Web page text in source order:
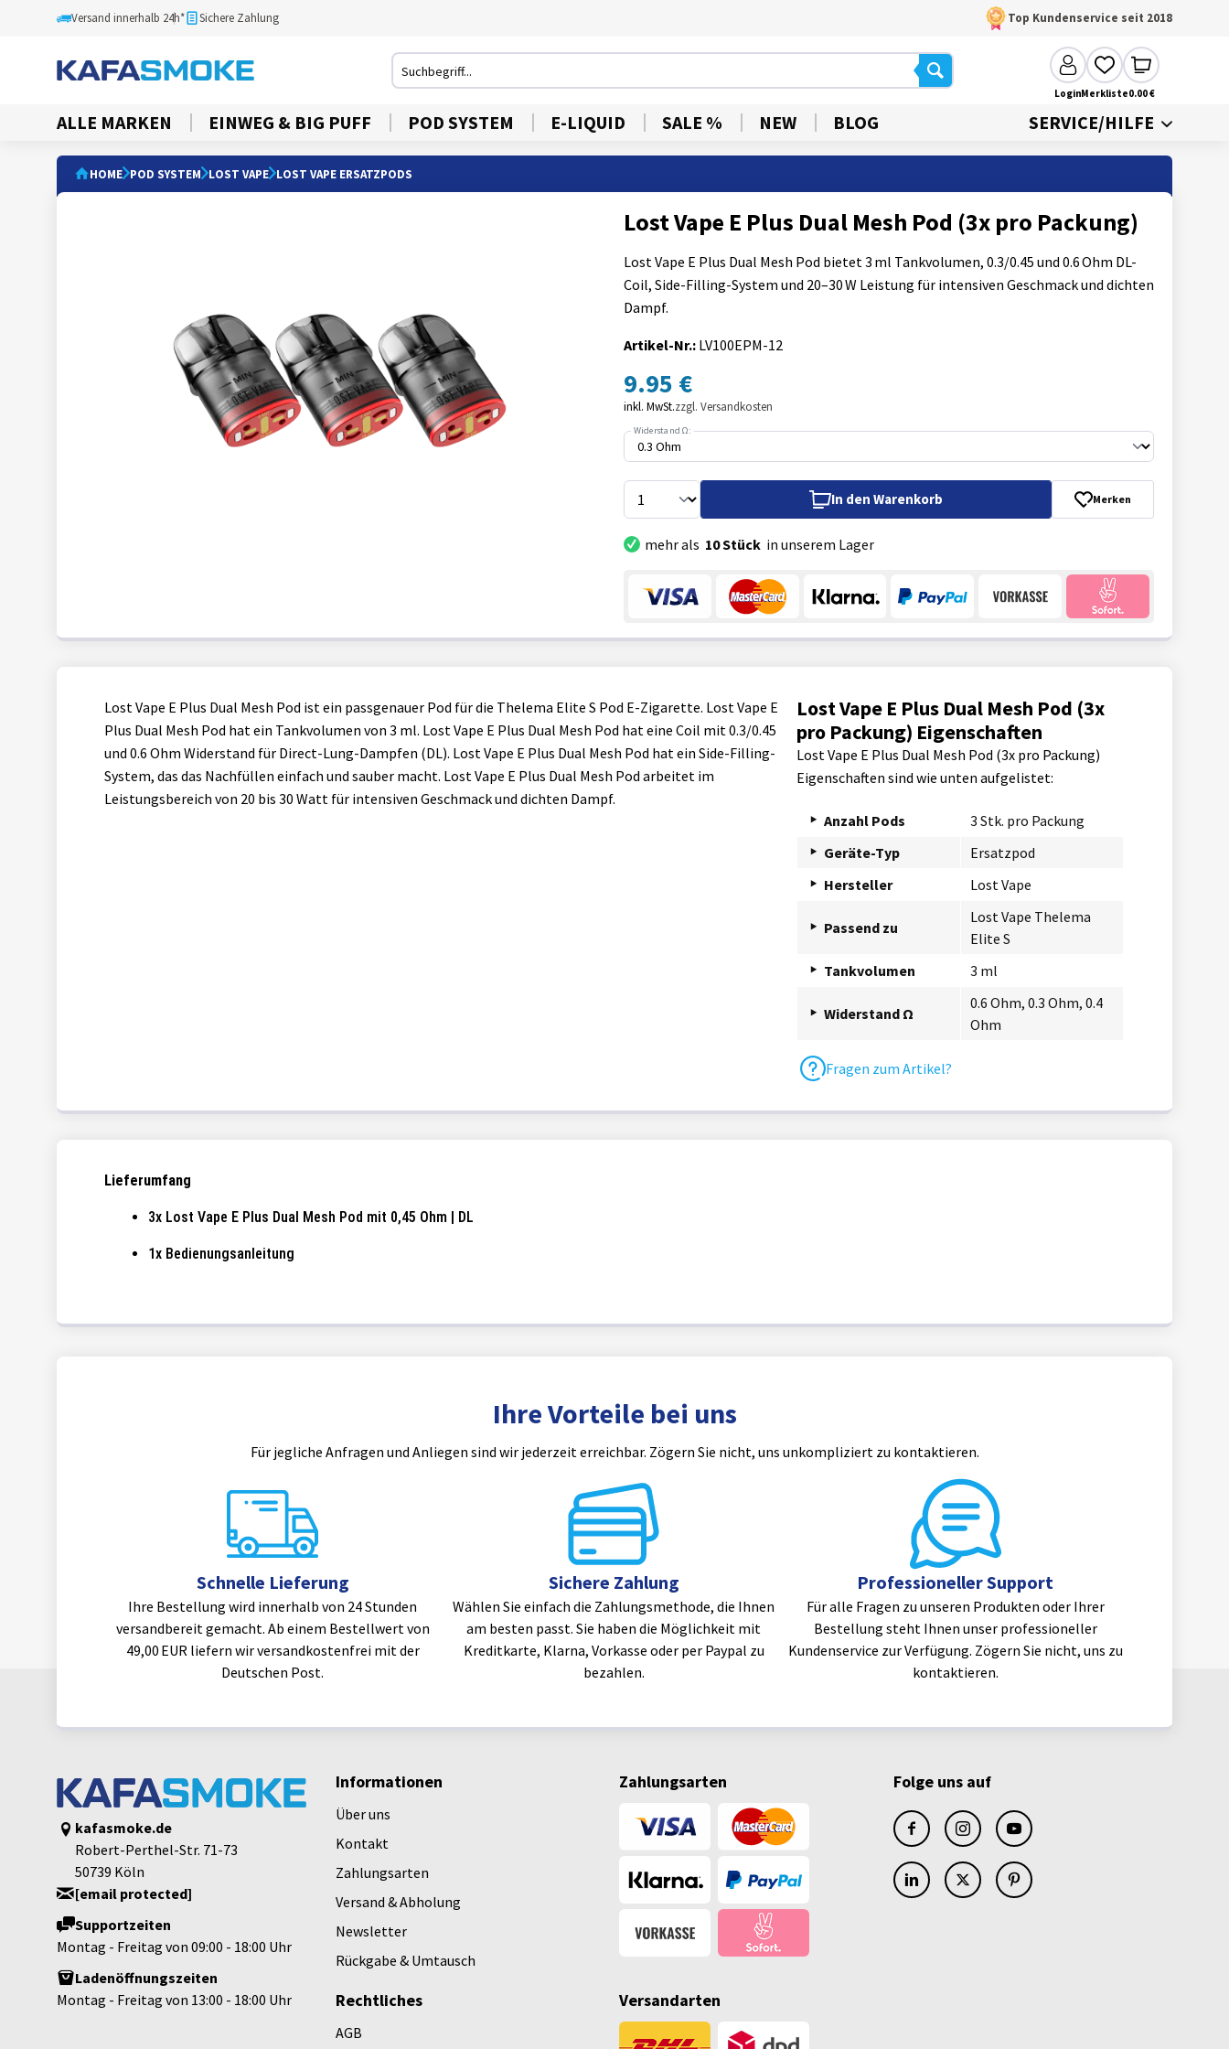
Versand innerhalb 24h* Sichere Zahlung Top Kundenservice seit 2018
LoginMerkliste0.00 €
ALLE MARKEN EINWEG & BIG PUFF POD SYSTEM E-LIQUID SALE % NEW BLOG SERVICE/HILFE
HOME POD SYSTEM LOST VAPE LOST VAPE ERSATZPODS
Lost Vape E Plus Dual Mesh Pod (3x pro Packung)
Lost Vape E Plus Dual Mesh Pod bietet 3 ml Tankvolumen, 0.3/0.45 und 0.6 Ohm DL-
Coil, Side-Filling-System und 20–30 W Leistung für intensiven Geschmack und dichten
Dampf.
Artikel-Nr.: LV100EPM-12
9.95 €
inkl. MwSt.zzgl. Versandkosten
Widerstand Ω:
In den Warenkorb Merken
mehr als 10 Stück in unserem Lager
Lost Vape E Plus Dual Mesh Pod ist ein passgenauer Pod für die Thelema Elite S Pod E-Zigarette. Lost Vape E
Plus Dual Mesh Pod hat ein Tankvolumen von 3 ml. Lost Vape E Plus Dual Mesh Pod hat eine Coil mit 0.3/0.45
und 0.6 Ohm Widerstand für Direct-Lung-Dampfen (DL). Lost Vape E Plus Dual Mesh Pod hat ein Side-Filling-
System, das das Nachfüllen einfach und sauber macht. Lost Vape E Plus Dual Mesh Pod arbeitet im
Leistungsbereich von 20 bis 30 Watt für intensiven Geschmack und dichten Dampf.
Lost Vape E Plus Dual Mesh Pod (3x
pro Packung) Eigenschaften
Lost Vape E Plus Dual Mesh Pod (3x pro Packung)
Eigenschaften sind wie unten aufgelistet:
Anzahl Pods
3 Stk. pro Packung
Geräte-Typ
Ersatzpod
Hersteller
Lost Vape
Passend zu
Lost Vape Thelema
Elite S
Tankvolumen
3 ml
Widerstand Ω
0.6 Ohm, 0.3 Ohm, 0.4
Ohm
Fragen zum Artikel?
Lieferumfang
3x Lost Vape E Plus Dual Mesh Pod mit 0,45 Ohm | DL
1x Bedienungsanleitung
Ihre Vorteile bei uns
Für jegliche Anfragen und Anliegen sind wir jederzeit erreichbar. Zögern Sie nicht, uns unkompliziert zu kontaktieren.
Schnelle Lieferung
Ihre Bestellung wird innerhalb von 24 Stunden
versandbereit gemacht. Ab einem Bestellwert von
49,00 EUR liefern wir versandkostenfrei mit der
Deutschen Post.
Sichere Zahlung
Wählen Sie einfach die Zahlungsmethode, die Ihnen
am besten passt. Sie haben die Möglichkeit mit
Kreditkarte, Klarna, Vorkasse oder per Paypal zu
bezahlen.
Professioneller Support
Für alle Fragen zu unseren Produkten oder Ihrer
Bestellung steht Ihnen unser professioneller
Kundenservice zur Verfügung. Zögern Sie nicht, uns zu
kontaktieren.
kafasmoke.de
Robert-Perthel-Str. 71-73
50739 Köln
[email protected]
Supportzeiten
Montag - Freitag von 09:00 - 18:00 Uhr
Ladenöffnungszeiten
Montag - Freitag von 13:00 - 18:00 Uhr
Informationen
Über uns
Kontakt
Zahlungsarten
Versand & Abholung
Newsletter
Rückgabe & Umtausch
Zahlungsarten
Rechtliches
AGB
Versandarten
Folge uns auf
facebookinstagramyoutube
linkedinx pinterest